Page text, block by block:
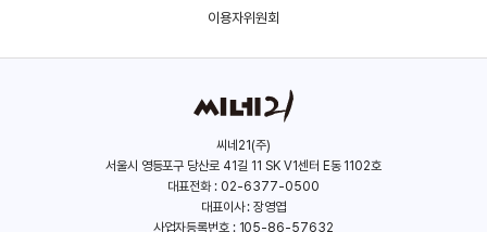
이용자위원회
씨네21(주)
서울시 영등포구 당산로 41길 11 SK V1센터 E동 1102호
대표전화 : 02-6377-0500
대표이사 : 장영엽
사업자등록번호 : 105-86-57632